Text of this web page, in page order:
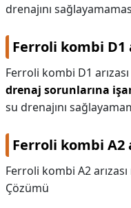
drenajını
Ferroli kombi D1
Ferroli kombi D1
drenaj sorunlarına
su drenajını
Ferroli kombi A2
Ferroli kombi A2
Çözümü